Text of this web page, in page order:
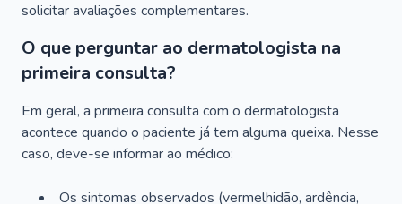
solicitar avaliações complementares.
O que perguntar ao dermatologista na
primeira consulta?
Em geral, a primeira consulta com o dermatologista
acontece quando o paciente já tem alguma queixa. Nesse
caso, deve-se informar ao médico:
Os sintomas observados (vermelhidão, ardência,